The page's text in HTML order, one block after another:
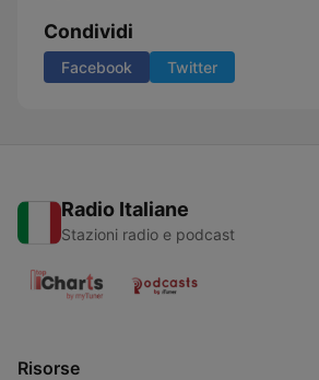
Condividi
Facebook Twitter
Radio Italiane
Stazioni radio e podcast
Risorse